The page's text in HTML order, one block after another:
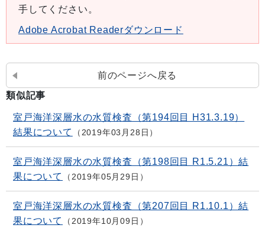
手してください。
Adobe Acrobat Readerダウンロード
前のページへ戻る
類似記事
室戸海洋深層水の水質検査（第194回目 H31.3.19）
結果について
2019年03月28日
室戸海洋深層水の水質検査（第198回目 R1.5.21）結
果について
2019年05月29日
室戸海洋深層水の水質検査（第207回目 R1.10.1）結
果について
2019年10月09日